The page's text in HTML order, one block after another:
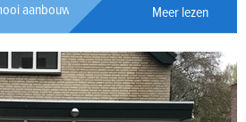
aanbouw gebouwd aan de Arnold
Meer lezen